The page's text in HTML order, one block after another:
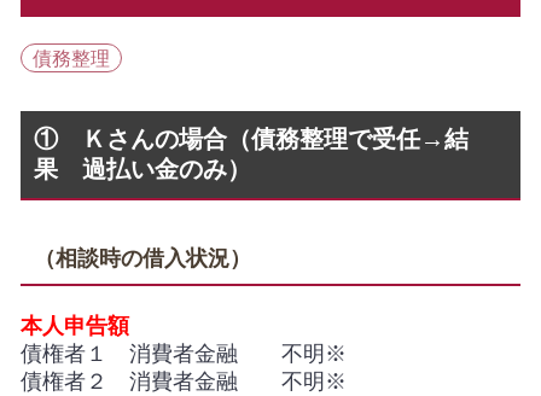
債務整理
① Ｋさんの場合（債務整理で受任→結
果 過払い金のみ）
（相談時の借入状況）
本人申告額
債権者１ 消費者金融 不明※
債権者２ 消費者金融 不明※